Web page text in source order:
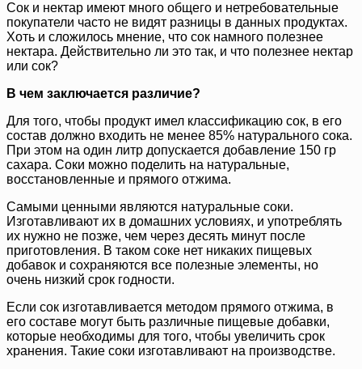
Сок и нектар имеют много общего и нетребовательные
покупатели часто не видят разницы в данных продуктах.
Хоть и сложилось мнение, что сок намного полезнее
нектара. Действительно ли это так, и что полезнее нектар
или сок?
В чем заключается различие?
Для того, чтобы продукт имел классификацию сок, в его
состав должно входить не менее 85% натурального сока.
При этом на один литр допускается добавление 150 гр
сахара. Соки можно поделить на натуральные,
восстановленные и прямого отжима.
Самыми ценными являются натуральные соки.
Изготавливают их в домашних условиях, и употреблять
их нужно не позже, чем через десять минут после
приготовления. В таком соке нет никаких пищевых
добавок и сохраняются все полезные элементы, но
очень низкий срок годности.
Если сок изготавливается методом прямого отжима, в
его составе могут быть различные пищевые добавки,
которые необходимы для того, чтобы увеличить срок
хранения. Такие соки изготавливают на производстве.